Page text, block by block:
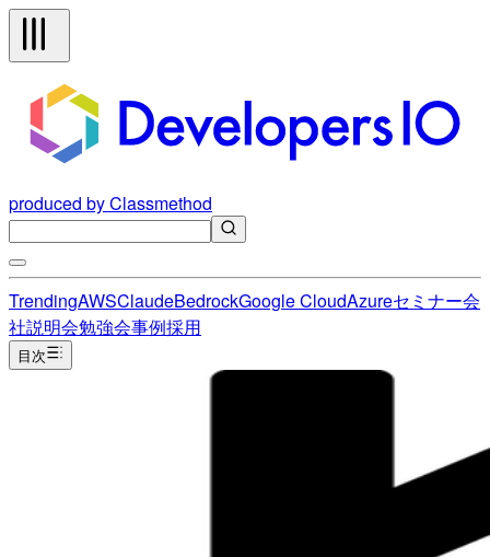
produced by Classmethod
TrendingAWSClaudeBedrockGoogle CloudAzureセミナー会
社説明会勉強会事例採用
目次